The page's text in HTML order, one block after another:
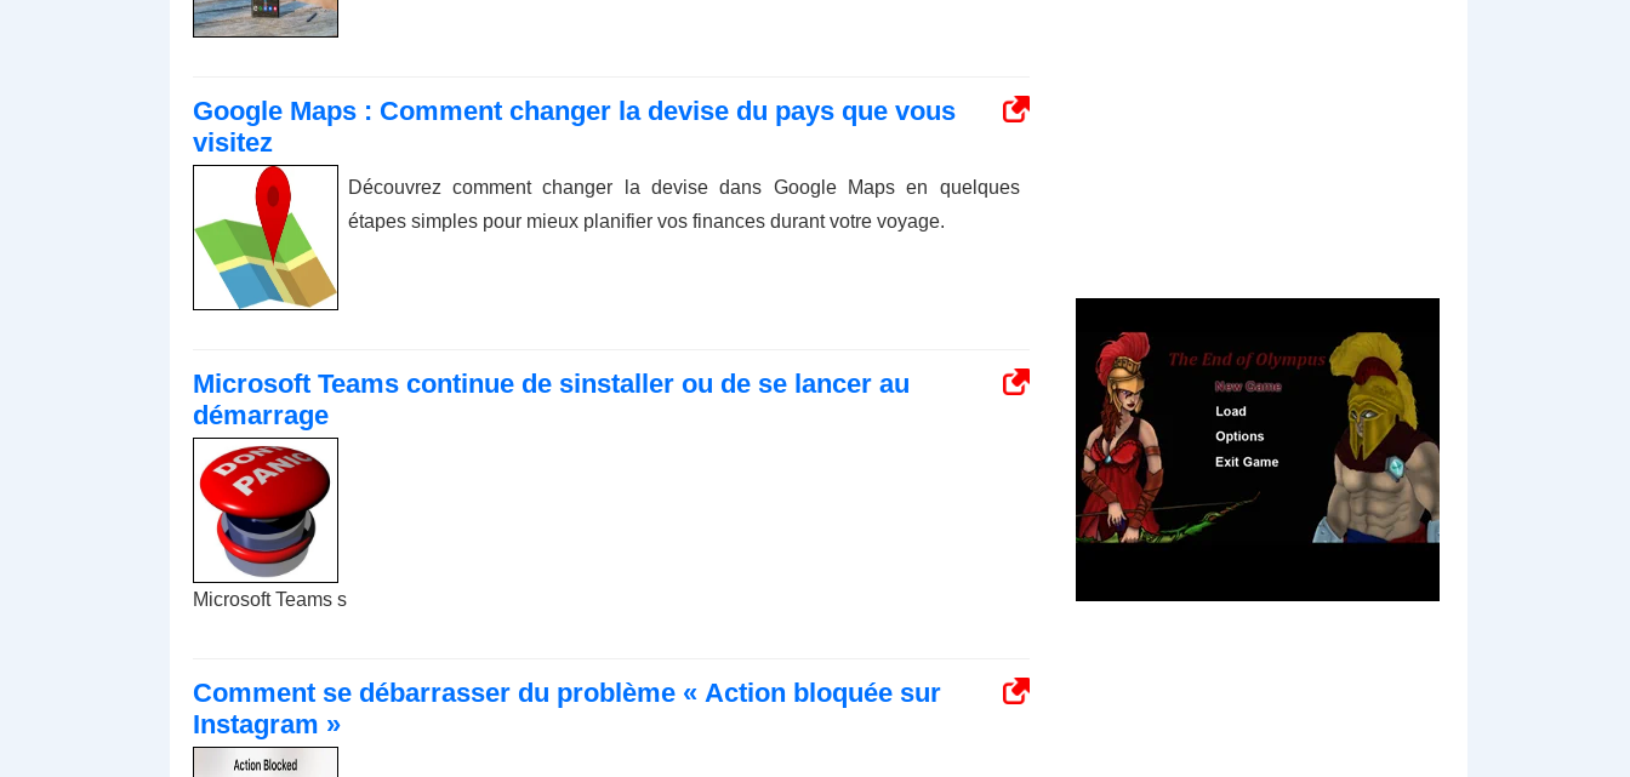
Google Maps : Comment changer la devise du pays que vous
visitez
Découvrez comment changer la devise dans Google Maps en quelques
étapes simples pour mieux planifier vos finances durant votre voyage.
Microsoft Teams continue de sinstaller ou de se lancer au
démarrage
Microsoft Teams s
Comment se débarrasser du problème « Action bloquée sur
Instagram »